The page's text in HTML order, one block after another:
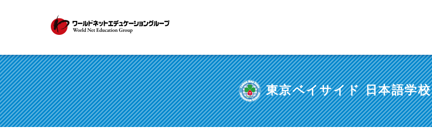
東京ベイサイド 日本語学校